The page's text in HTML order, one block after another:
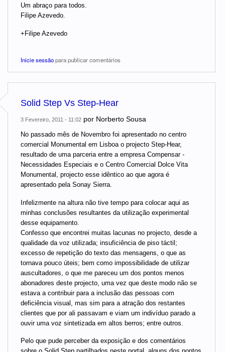
Um abraço para todos.
Filipe Azevedo.
+Filipe Azevedo
Inicie sessãopara publicar comentários
Solid Step Vs Step-Hear
3 Fevereiro, 2011 - 11:02 por Norberto Sousa
No passado mês de Novembro foi apresentado no centro
comercial Monumental em Lisboa o projecto Step-Hear,
resultado de uma parceria entre a empresa Compensar -
Necessidades Especiais e o Centro Comercial Dolce Vita
Monumental, projecto esse idêntico ao que agora é
apresentado pela Sonay Sierra.
Infelizmente na altura não tive tempo para colocar aqui as
minhas conclusões resultantes da utilização experimental
desse equipamento.
Confesso que encontrei muitas lacunas no projecto, desde a
qualidade da voz utilizada; insuficiência de piso táctil;
excesso de repetição do texto das mensagens, o que as
tornava pouco úteis; bem como impossibilidade de utilizar
auscultadores, o que me pareceu um dos pontos menos
abonadores deste projecto, uma vez que deste modo não se
estava a contribuir para a inclusão das pessoas com
deficiência visual, mas sim para a atração dos restantes
clientes que por ali passavam e viam um indivíduo parado a
ouvir uma voz sintetizada em altos berros; entre outros.
Pelo que pude perceber da exposição e dos comentários